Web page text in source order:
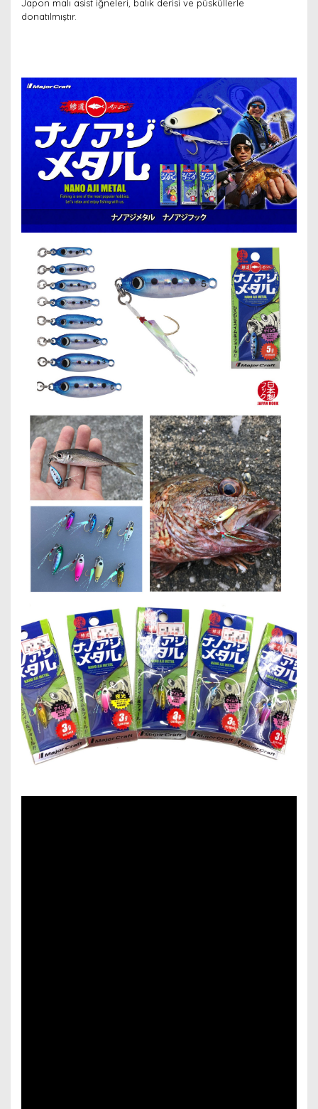
Japon malı asist iğneleri, balık derisi ve püsküllerle
donatılmıştır.